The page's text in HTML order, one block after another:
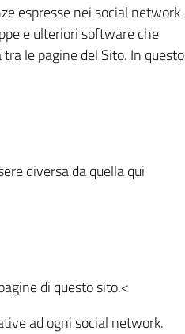
espresse nei social network
e ulteriori software che
le pagine del Sito. In questo
diversa da quella qui
di questo sito.<
ad ogni social network.